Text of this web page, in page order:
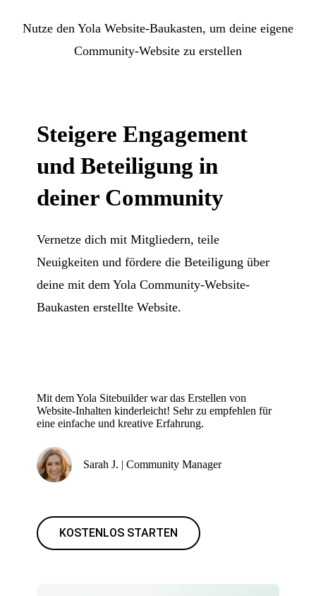
Nutze den Yola Website-Baukasten, um deine eigene
Community-Website zu erstellen
Steigere Engagement
und Beteiligung in
deiner Community
Vernetze dich mit Mitgliedern, teile
Neuigkeiten und fördere die Beteiligung über
deine mit dem Yola Community-Website-
Baukasten erstellte Website.
Mit dem Yola Sitebuilder war das Erstellen von
Website-Inhalten kinderleicht! Sehr zu empfehlen für
eine einfache und kreative Erfahrung.
Sarah J. | Community Manager
KOSTENLOS STARTEN